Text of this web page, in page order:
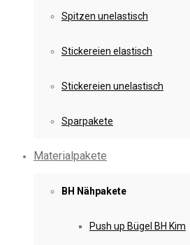
Spitzen unelastisch
Stickereien elastisch
Stickereien unelastisch
Sparpakete
Materialpakete
BH Nähpakete
Push up Bügel BH Kim